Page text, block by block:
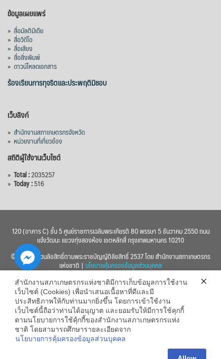
ข้อมูลเผยแพร่
» สื่อมัลติมีเดีย
» สื่อวิดีโอ
» สื่อเสียง
» สื่อสิ่งพิมพ์
» ดาวน์โหลดเอกสาร
ร้องเรียนการทุจริตและประพฤติมิชอบ
เว็บลิงก์
» สำนักงานสภาเกษตรกรจังหวัด
» หน่วยงานที่เกี่ยวข้อง
สถิติผู้ใช้งานเว็บไซต์
» Total :2035257
» Today :516
120 (อาคาร C) ชั้น 5 ศูนย์ราชการเฉลิมพระเกียรติ 80 พรรษา 5 ธันวาคม 2550 ถนน
แจ้งวัฒนะ แขวงทุ่งสองห้อง เขตหลักสี่ กรุงเทพมหานคร 10210
© 2560 สงวนลิขสิทธิ์ตามพระราชบัญญัติลิขสิทธิ์ 2537 โดย สำนักงานสภาเกษตรกร
แห่งชาติ | นโยบายคุ้มครองข้อมูลส่วนบุคคล
สำนักงานสภาเกษตรกรแห่งชาติมีการเก็บข้อมูลการใช้งาน
เว็บไซต์ (Cookies) เพื่อนำเสนอเนื้อหาที่ดีและมี
ประสิทธิภาพให้กับท่านมากยิ่งขึ้น โดยการเข้าใช้งาน
เว็บไซต์นี้ถือว่าท่านได้อนุญาต และยอมรับให้มีการใช้คุกกี้
ตามนโยบายการใช้คุ้กกี้ของสำนักงานสภาเกษตรกรแห่ง
ชาติ โดยสามารถศึกษารายละเอียดจาก
นโยบายการคุ้มครองข้อมูลส่วนบุคคล
Hide
chaty